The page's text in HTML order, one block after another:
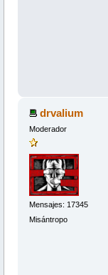
drvalium
Moderador
Mensajes: 17345
Misántropo